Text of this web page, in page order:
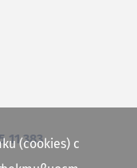
11 383
(cookies) с